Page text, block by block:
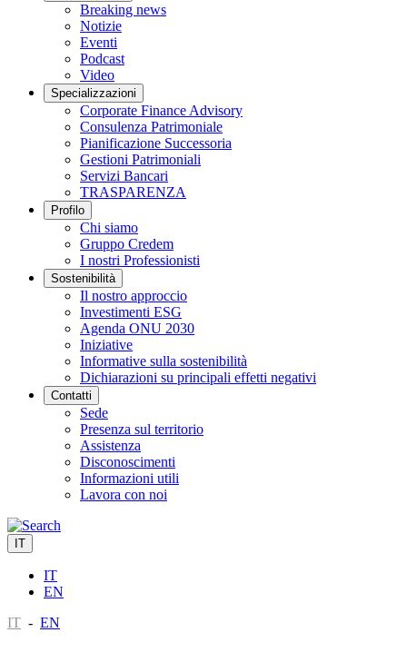
Breaking news
Notizie
Eventi
Podcast
Video
Specializzazioni
Corporate Finance Advisory
Consulenza Patrimoniale
Pianificazione Successoria
Gestioni Patrimoniali
Servizi Bancari
TRASPARENZA
Profilo
Chi siamo
Gruppo Credem
I nostri Professionisti
Sostenibilità
Il nostro approccio
Investimenti ESG
Agenda ONU 2030
Iniziative
Informative sulla sostenibilità
Dichiarazioni su principali effetti negativi
Contatti
Sede
Presenza sul territorio
Assistenza
Disconoscimenti
Informazioni utili
Lavora con noi
IT
IT
EN
IT - EN